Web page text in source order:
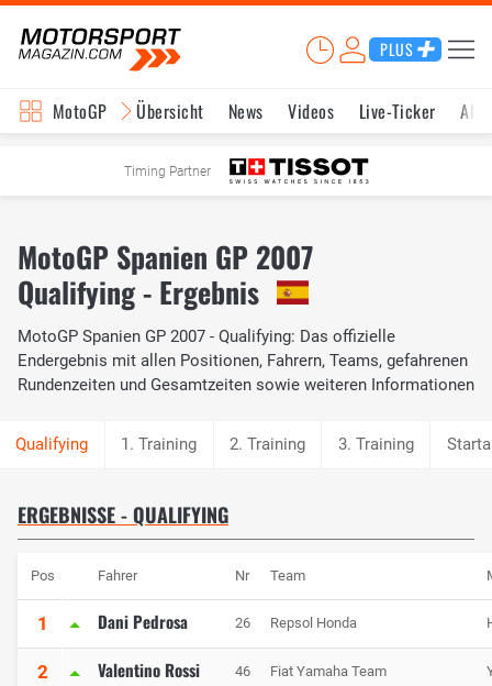
PLUS
MotoGP Übersicht News Videos Live-Ticker
Timing Partner
MotoGP Spanien GP 2007
Qualifying - Ergebnis
MotoGP Spanien GP 2007 - Qualifying: Das offizielle
Endergebnis mit allen Positionen, Fahrern, Teams, gefahrenen
Rundenzeiten und Gesamtzeiten sowie weiteren Informationen
1. Training 2. Training 3. Training
ERGEBNISSE - QUALIFYING
Pos Fahrer Nr Team
1 Dani Pedrosa 26 Repsol Honda
2 Valentino Rossi 46 Fiat Yamaha Team